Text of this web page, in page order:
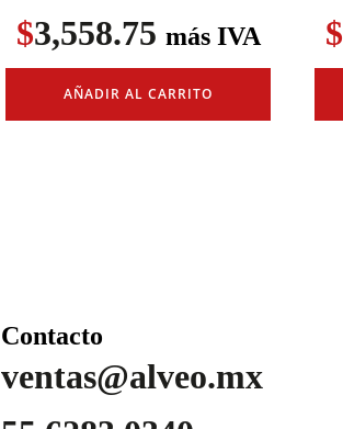
$3,558.75 más IVA
AÑADIR AL CARRITO
$
Contacto
ventas@alveo.mx